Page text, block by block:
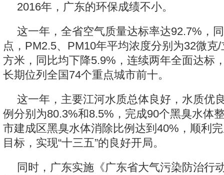
2016年，广东的环保成绩不小。
这一年，全省空气质量达标率达92.7%，
点，PM2.5、PM10年平均浓度分别为32微克
方米，同比均下降5.9%，连续两年全面达标
长期位列全国74个重点城市前十。
这一年，主要江河水质总体良好，水质优
例分别为80.3%和8.5%，完成90个黑臭水体
市建成区黑臭水体消除比例达到40%，顺利
目标，实现“十三五”的良好开局。
同时，广东实施《广东省大气污染防治行